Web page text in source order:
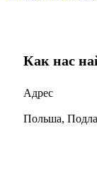
Как нас
Адрес
Польша,